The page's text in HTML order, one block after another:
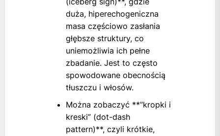
duża, hiperechogeniczna
masa częściowo zasłania
głębsze struktury, co
uniemożliwia ich pełne
zbadanie. Jest to często
spowodowane obecnością
tłuszczu i włosów.
Można zobaczyć **”kropki i
kreski” (dot-dash
pattern)**, czyli krótkie,